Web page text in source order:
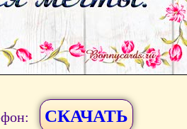
СКАЧАТЬ